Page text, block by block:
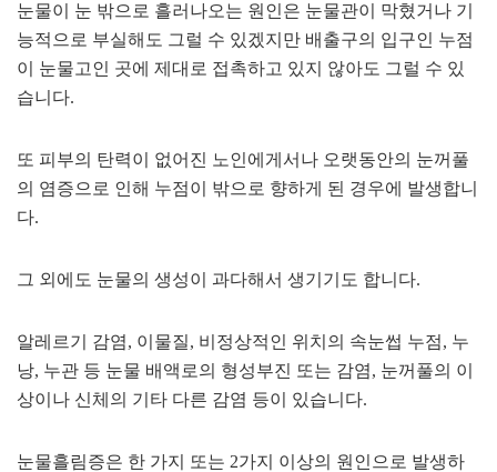
눈물이 눈 밖으로 흘러나오는 원인은 눈물관이 막혔거나 기
능적으로 부실해도 그럴 수 있겠지만 배출구의 입구인 누점
이 눈물고인 곳에 제대로 접촉하고 있지 않아도 그럴 수 있
습니다.
또 피부의 탄력이 없어진 노인에게서나 오랫동안의 눈꺼풀
의 염증으로 인해 누점이 밖으로 향하게 된 경우에 발생합니
다.
그 외에도 눈물의 생성이 과다해서 생기기도 합니다.
알레르기 감염, 이물질, 비정상적인 위치의 속눈썹 누점, 누
낭, 누관 등 눈물 배액로의 형성부진 또는 감염, 눈꺼풀의 이
상이나 신체의 기타 다른 감염 등이 있습니다.
눈물흘림증은 한 가지 또는 2가지 이상의 원인으로 발생하